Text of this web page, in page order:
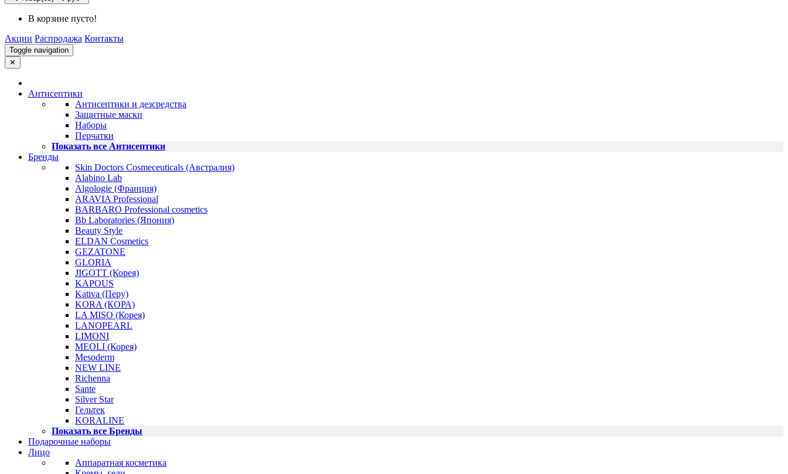
В корзине пусто!
Акции Распродажа Контакты
Toggle navigation
✕
Антисептики
Антисептики и дезсредства
Защитные маски
Наборы
Перчатки
Показать все Антисептики
Бренды
Skin Doctors Cosmeceuticals (Австралия)
Alabino Lab
Algologie (Франция)
ARAVIA Professional
BARBARO Professional cosmetics
Bb Laboratories (Япония)
Beauty Style
ELDAN Cosmetics
GEZATONE
GLORIA
JIGOTT (Корея)
KAPOUS
Kativa (Перу)
KORA (КОРА)
LA MISO (Корея)
LANOPEARL
LIMONI
MEOLI (Корея)
Mesoderm
NEW LINE
Richenna
Sante
Silver Star
Гельтек
KORALINE
Показать все Бренды
Подарочные наборы
Лицо
Аппаратная косметика